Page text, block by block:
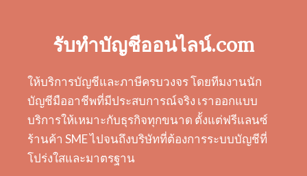
รับทำบัญชีออนไลน์.com
ให้บริการบัญชีและภาษีครบวงจร โดยทีมงานนัก
บัญชีมืออาชีพที่มีประสบการณ์จริง เราออกแบบ
บริการให้เหมาะกับธุรกิจทุกขนาด ตั้งแต่ฟรีแลนซ์
ร้านค้า SME ไปจนถึงบริษัทที่ต้องการระบบบัญชีที่
โปร่งใสและมาตรฐาน